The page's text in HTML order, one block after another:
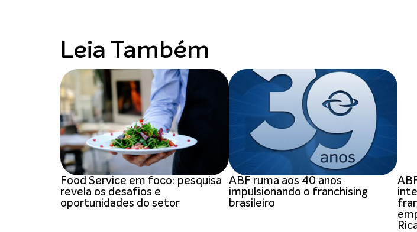
Leia Também
Food Service em foco: pesquisa
revela os desafios e
oportunidades do setor
ABF ruma aos 40 anos
impulsionando o franchising
brasileiro